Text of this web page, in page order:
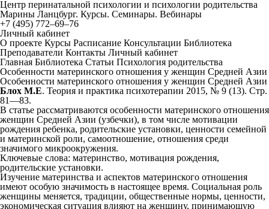
Центр перинатальной психологии и психологии родительства
Марины Ланцбург. Курсы. Семинары. Вебинары
+7 (495) 772–69–76
Личный кабинет
О проекте Курсы Расписание Консультации Библиотека
Преподаватели Контакты Личный кабинет
Главная Библиотека Статьи Психология родительства
Особенности материнского отношения у женщин Средней Азии
Особенности материнского отношения у женщин Средней Азии
Блох М.Е. Теория и практика психотерапии 2015, № 9 (13). Стр.
81—83.
В статье рассматриваются особенности материнского отношения
женщин Средней Азии (узбечки), в том числе мотивации
рождения ребенка, родительские установки, ценности семейной
и материнской роли, самоотношение, отношения среди
значимого микроокружения.
Ключевые слова: материнство, мотивация рождения,
родительские установки.
Изучение материнства и аспектов материнского отношения
имеют особую значимость в настоящее время. Социальная роль
женщины меняется, традиции, общественные нормы, ценности,
экономическая ситуация влияют на женщину, принимающую